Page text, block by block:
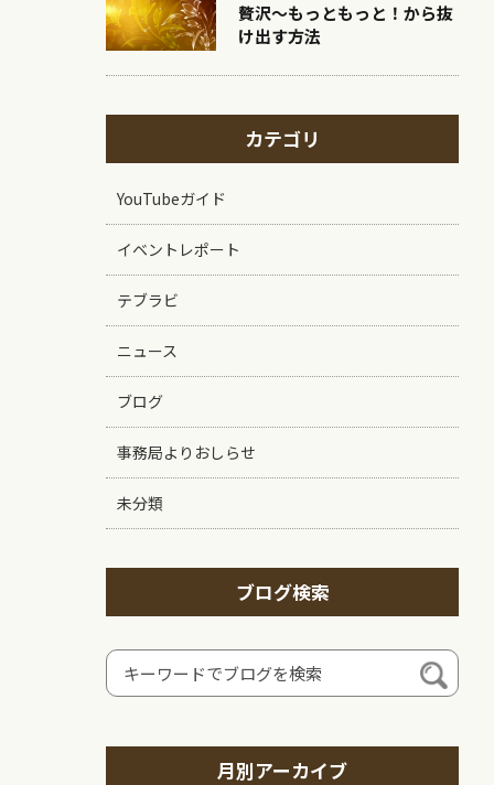
贅沢〜もっともっと！から抜
け出す方法
カテゴリ
YouTubeガイド
イベントレポート
テブラビ
ニュース
ブログ
事務局よりおしらせ
未分類
ブログ検索
月別アーカイブ